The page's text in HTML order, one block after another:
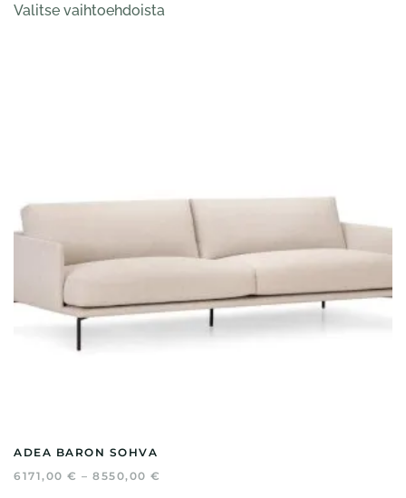
8739,00 €
Valitse vaihtoehdoistatuotteella
ADEA BARON SOHVA
6171,00 € – 8550,00 €